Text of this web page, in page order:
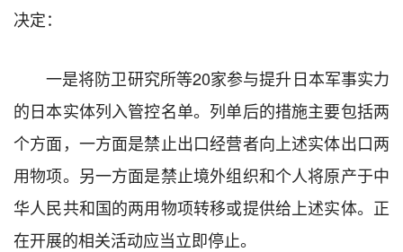
决定：
一是将防卫研究所等20家参与提升日本军事实力
的日本实体列入管控名单。列单后的措施主要包括两
个方面，一方面是禁止出口经营者向上述实体出口两
用物项。另一方面是禁止境外组织和个人将原产于中
华人民共和国的两用物项转移或提供给上述实体。正
在开展的相关活动应当立即停止。